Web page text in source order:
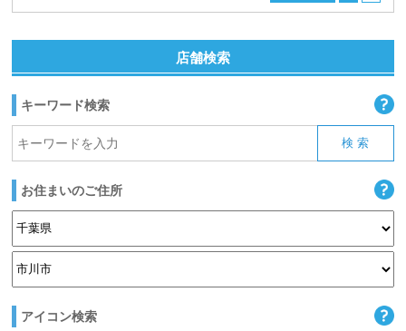
店舗検索
キーワード検索
お住まいのご住所
アイコン検索